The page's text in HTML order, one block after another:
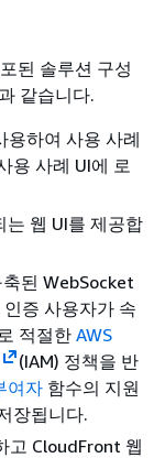
된 솔루션 구성
같습니다.
용하여 사용 사례
용 사례 UI에 로
는 웹 UI를 제공합
된 WebSocket
증 사용자가 속
적절한 AWS
(IAM) 정책을 반
여자 함수의 지원
장됩니다.
고 CloudFront 웹